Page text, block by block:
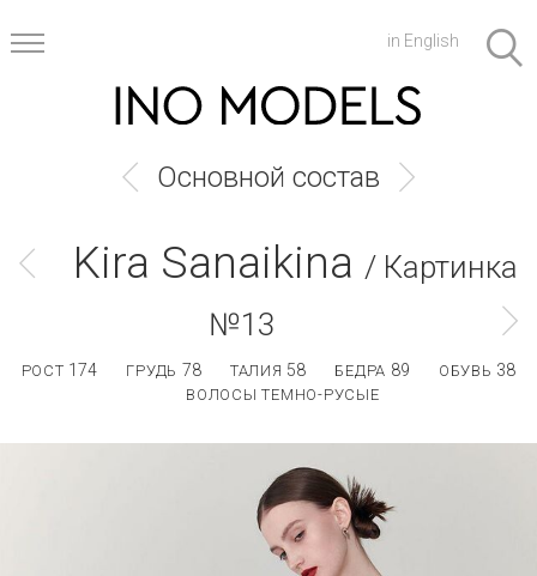
in English
Основной состав
Kira Sanaikina / Картинка
№13
РОСТ 174 ГРУДЬ 78 ТАЛИЯ 58 БЕДРА 89 ОБУВЬ 38
ВОЛОСЫ ТЕМНО-РУСЫЕ